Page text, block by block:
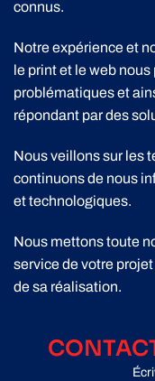
connus.
Notre expérience et
le print et le web
problématiques et
répondant par des
Nous veillons sur les
continuons de nous
et technologiques.
Nous mettons toute
service de votre
de sa réalisation.